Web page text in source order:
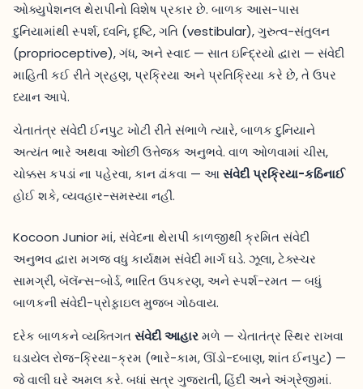
ઓક્યુપેશનલ થેરાપીનો વિશેષ પ્રકાર છે. બાળક આસ-પાસ
દુનિયામાંથી સ્પર્શ, ધ્વનિ, દૃષ્ટિ, ગતિ (vestibular), ગુરુત્વ-સંતુલન
(proprioceptive), ગંધ, અને સ્વાદ — સાત ઇન્દ્રિયો દ્વારા — સંવેદી
માહિતી કઈ રીતે ગ્રહણ, પ્રક્રિયા અને પ્રતિક્રિયા કરે છે, તે ઉપર
ધ્યાન આપે.
ચેતાતંત્ર સંવેદી ઈનપુટ ખોટી રીતે સંભાળે ત્યારે, બાળક દુનિયાને
અત્યંત ભારે અથવા ઓછી ઉત્તેજક અનુભવે. વાળ ઓળવામાં ચીસ,
ચોક્કસ કપડાં ના પહેરવા, કાન ઢાંકવા — આસંવેદી પ્રક્રિયા-કઠિનાઈ
હોઈ શકે, વ્યવહાર-સમસ્યા નહીં.
Kocoon Junior માં, સંવેદના થેરાપી કાળજીથી ક્રમિત સંવેદી
અનુભવ દ્વારા મગજ વધુ કાર્યક્ષમ સંવેદી માર્ગ ઘડે. ઝૂલા, ટેક્સ્ચર
સામગ્રી, બૅલૅન્સ-બોર્ડ, ભારિત ઉપકરણ, અને સ્પર્શ-રમત — બધું
બાળકની સંવેદી-પ્રોફ઼ાઇલ મુજબ ગોઠવાય.
દરેક બાળકને વ્યક્તિગત સંવેદી આહારમળે — ચેતાતંત્ર સ્થિર રાખવા
ઘડાયેલ રોજ-ક્રિયા-ક્રમ (ભારે-કામ, ઊંડો-દબાણ, શાંત ઈનપુટ) —
જે વાલી ઘરે અમલ કરે. બધાં સત્ર ગુજરાતી, હિંદી અને અંગ્રેજીમાં.